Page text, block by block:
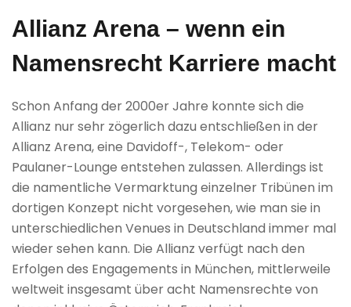
Allianz Arena – wenn ein
Namensrecht Karriere macht
Schon Anfang der 2000er Jahre konnte sich die
Allianz nur sehr zögerlich dazu entschließen in der
Allianz Arena, eine Davidoff-, Telekom- oder
Paulaner-Lounge entstehen zulassen. Allerdings ist
die namentliche Vermarktung einzelner Tribünen im
dortigen Konzept nicht vorgesehen, wie man sie in
unterschiedlichen Venues in Deutschland immer mal
wieder sehen kann. Die Allianz verfügt nach den
Erfolgen des Engagements in München, mittlerweile
weltweit insgesamt über acht Namensrechte von